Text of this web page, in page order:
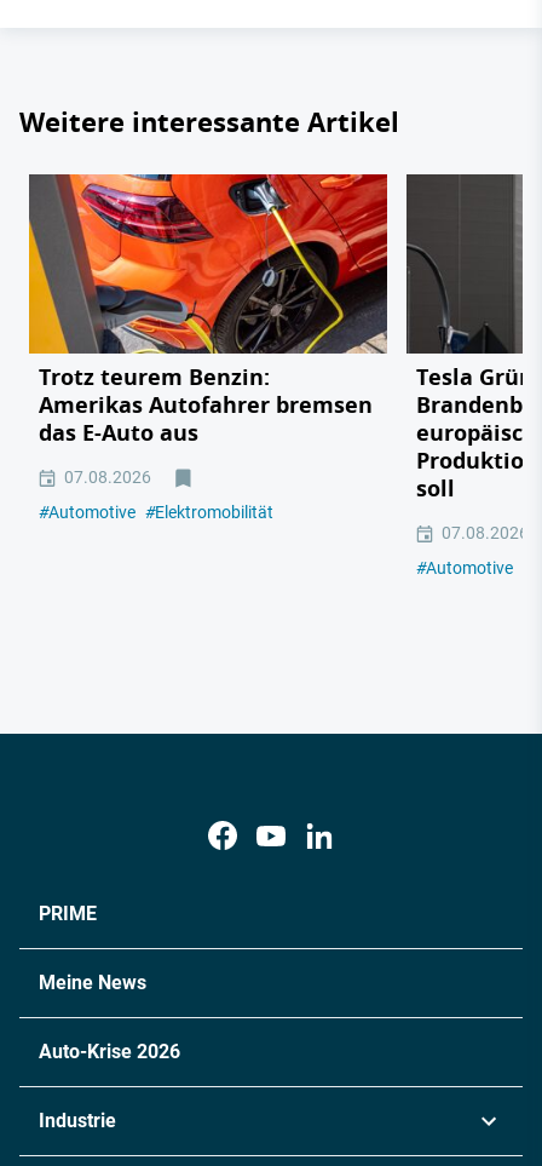
Weitere interessante Artikel
Trotz teurem Benzin:
Amerikas Autofahrer bremsen
das E-Auto aus
07.08.2026
#Automotive #Elektromobilität
Tesla
soll
07.08.2026
#Automotive
PRIME
Meine News
Auto-Krise 2026
Industrie